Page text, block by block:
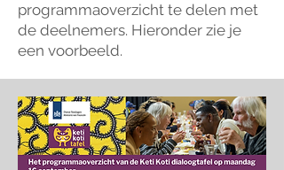
programmaoverzicht te delen met
de deelnemers. Hieronder zie je
een voorbeeld.